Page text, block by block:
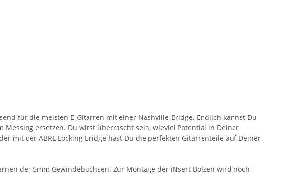
für die meisten E-Gitarren mit einer Nashville-Bridge. Endlich kannst Du
ersetzen. Du wirst überrascht sein, wieviel Potential in Deiner
mit der ABRL-Locking Bridge hast Du die perfekten Gitarrenteile auf Deiner
der 5mm Gewindebuchsen. Zur Montage der iNsert Bolzen wird noch